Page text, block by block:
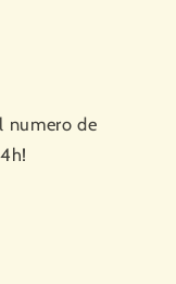
numero de